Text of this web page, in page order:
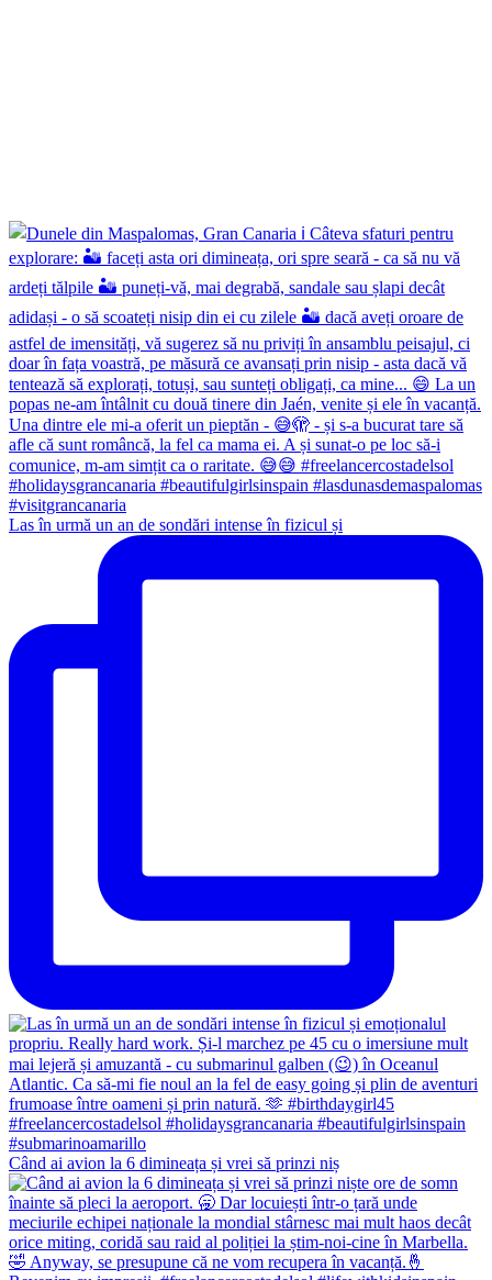
Las în urmă un an de sondări intense în fizicul și
Când ai avion la 6 dimineața și vrei să prinzi niș